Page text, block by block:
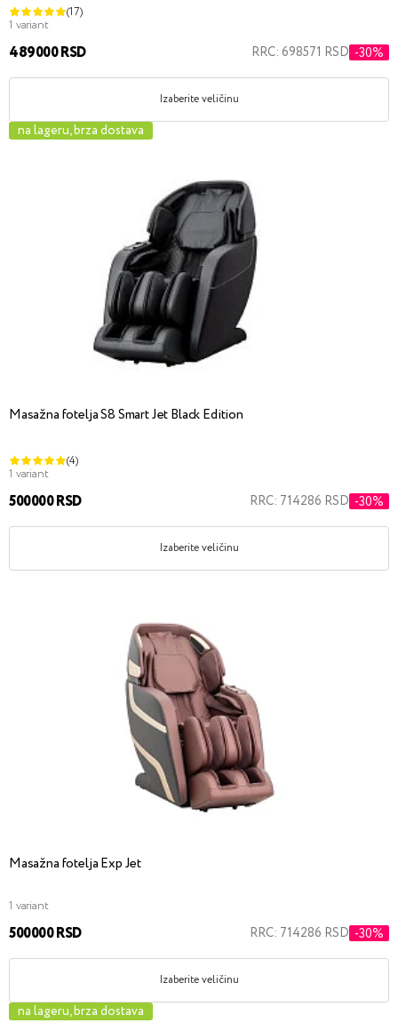
(17)
1 variant
489000 RSD RRC: 698571 RSD -30%
Izaberite veličinu
na lageru, brza dostava
Masažna fotelja S8 Smart Jet Black Edition
(4)
1 variant
500000 RSD RRC: 714286 RSD -30%
Izaberite veličinu
Masažna fotelja Exp Jet
1 variant
500000 RSD RRC: 714286 RSD -30%
Izaberite veličinu
na lageru, brza dostava